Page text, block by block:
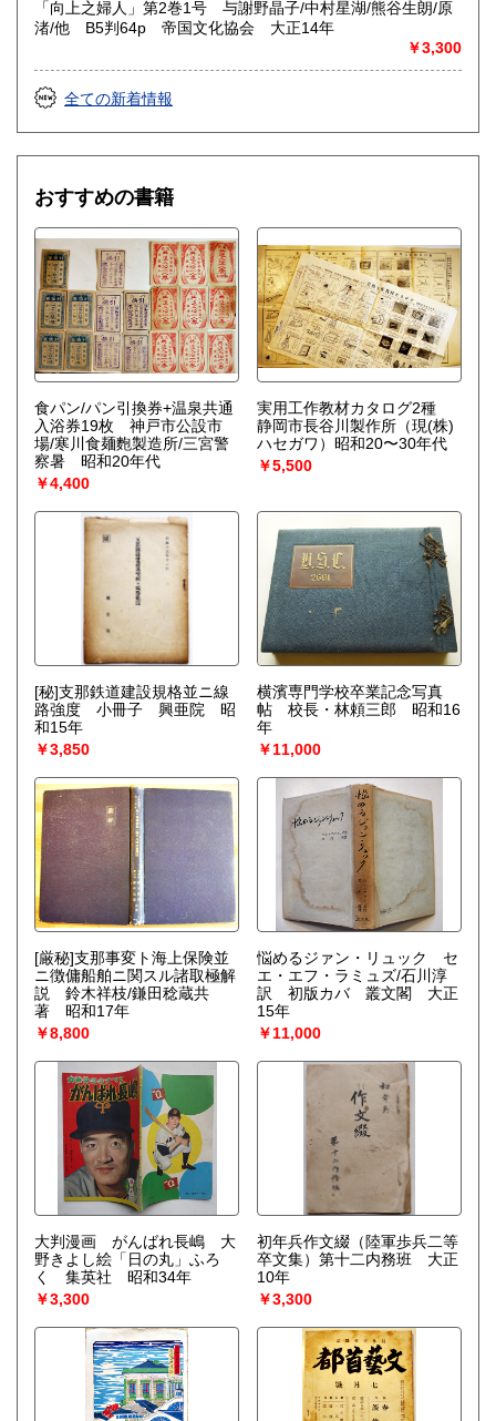
「向上之婦人」第2巻1号 与謝野晶子/中村星湖/熊谷生朗/原
渚/他 B5判64p 帝国文化協会 大正14年
￥3,300
全ての新着情報
おすすめの書籍
食パン/パン引換券+温泉共通
入浴券19枚 神戸市公設市
場/寒川食麺麭製造所/三宮警
察暑 昭和20年代
￥4,400
実用工作教材カタログ2種
静岡市長谷川製作所（現(株)
ハセガワ）昭和20〜30年代
￥5,500
[秘]支那鉄道建設規格並ニ線
路強度 小冊子 興亜院 昭
和15年
￥3,850
横濱専門学校卒業記念写真
帖 校長・林頼三郎 昭和16
年
￥11,000
[厳秘]支那事変ト海上保険並
ニ徴傭船舶ニ関スル諸取極解
説 鈴木祥枝/鎌田稔蔵共
著 昭和17年
￥8,800
悩めるジァン・リュック セ
エ・エフ・ラミュズ/石川淳
訳 初版カバ 叢文閣 大正
15年
￥11,000
大判漫画 がんばれ長嶋 大
野きよし絵「日の丸」ふろ
く 集英社 昭和34年
￥3,300
初年兵作文綴（陸軍歩兵二等
卒文集）第十二内務班 大正
10年
￥3,300